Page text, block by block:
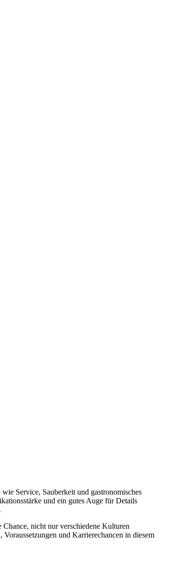
Service, Sauberkeit und gastronomisches
und ein gutes Auge für Details
nicht nur verschiedene Kulturen
und Karrierechancen in diesem